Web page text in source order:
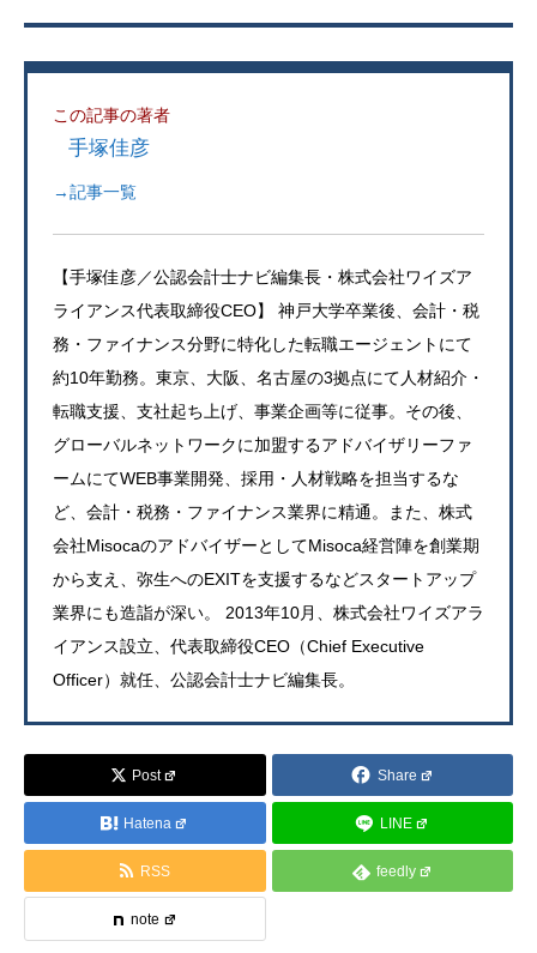
この記事の著者
手塚佳彦
→記事一覧
【手塚佳彦／公認会計士ナビ編集長・株式会社ワイズア
ライアンス代表取締役CEO】 神戸大学卒業後、会計・税
務・ファイナンス分野に特化した転職エージェントにて
約10年勤務。東京、大阪、名古屋の3拠点にて人材紹介・
転職支援、支社起ち上げ、事業企画等に従事。その後、
グローバルネットワークに加盟するアドバイザリーファ
ームにてWEB事業開発、採用・人材戦略を担当するな
ど、会計・税務・ファイナンス業界に精通。また、株式
会社MisocaのアドバイザーとしてMisoca経営陣を創業期
から支え、弥生へのEXITを支援するなどスタートアップ
業界にも造詣が深い。 2013年10月、株式会社ワイズアラ
イアンス設立、代表取締役CEO（Chief Executive
Officer）就任、公認会計士ナビ編集長。
Post Share
Hatena LINE
RSS feedly
note